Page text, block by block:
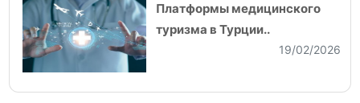
Платформы медицинского
туризма в Турции..
19/02/2026